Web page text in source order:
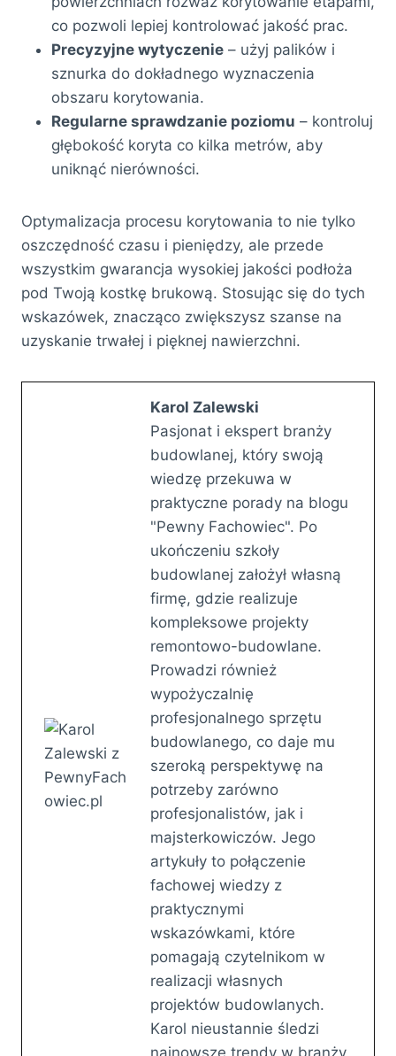
co pozwoli lepiej kontrolować jakość prac.
Precyzyjne wytyczenie – użyj palików i
sznurka do dokładnego wyznaczenia
obszaru korytowania.
Regularne sprawdzanie poziomu – kontroluj
głębokość koryta co kilka metrów, aby
uniknąć nierówności.
Optymalizacja procesu korytowania to nie tylko
oszczędność czasu i pieniędzy, ale przede
wszystkim gwarancja wysokiej jakości podłoża
pod Twoją kostkę brukową. Stosując się do tych
wskazówek, znacząco zwiększysz szanse na
uzyskanie trwałej i pięknej nawierzchni.
Karol Zalewski
Pasjonat i ekspert branży
budowlanej, który swoją
wiedzę przekuwa w
praktyczne porady na blogu
"Pewny Fachowiec". Po
ukończeniu szkoły
budowlanej założył własną
firmę, gdzie realizuje
kompleksowe projekty
remontowo-budowlane.
Prowadzi również
wypożyczalnię
profesjonalnego sprzętu
budowlanego, co daje mu
szeroką perspektywę na
potrzeby zarówno
profesjonalistów, jak i
majsterkowiczów. Jego
artykuły to połączenie
fachowej wiedzy z
praktycznymi
wskazówkami, które
pomagają czytelnikom w
realizacji własnych
projektów budowlanych.
Karol nieustannie śledzi
najnowsze trendy w branży,